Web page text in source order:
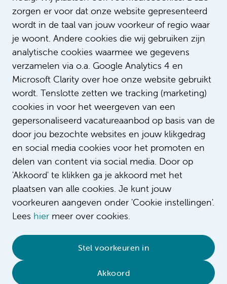
zorgen er voor dat onze website gepresenteerd
wordt in de taal van jouw voorkeur of regio waar
je woont. Andere cookies die wij gebruiken zijn
analytische cookies waarmee we gegevens
verzamelen via o.a. Google Analytics 4 en
Microsoft Clarity over hoe onze website gebruikt
wordt. Tenslotte zetten we tracking (marketing)
cookies in voor het weergeven van een
gepersonaliseerd vacatureaanbod op basis van de
door jou bezochte websites en jouw klikgedrag
en social media cookies voor het promoten en
delen van content via social media. Door op
'Akkoord' te klikken ga je akkoord met het
plaatsen van alle cookies. Je kunt jouw
voorkeuren aangeven onder 'Cookie instellingen'.
Lees hier meer over cookies.
Stel voorkeuren in
Akkoord
Compliment/suggestion